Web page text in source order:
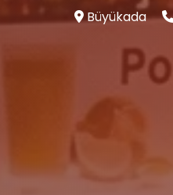
Büyükada